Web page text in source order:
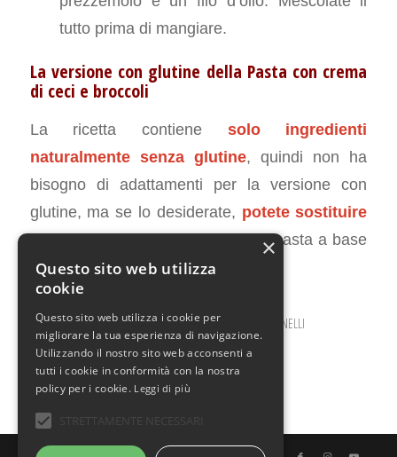
tutto prima di mangiare.
La versione con glutine della Pasta con crema
di ceci e broccoli
La ricetta contiene solo ingredienti
naturalmente senza glutine, quindi non ha
bisogno di adattamenti per la versione con
glutine, ma se lo desiderate, potete sostituire
la pasta Massimo Zerocon una pasta a base
di frumento.
OTTOBRE 11, 2022 / 0 COMMENTI / DA ILARIA BERTINELLI
×
Questo sito web utilizza
cookie
Questo sito web utilizza i cookie per
migliorare la tua esperienza di navigazione.
Utilizzando il nostro sito web acconsenti a
tutti i cookie in conformità con la nostra
policy per i cookie. Leggi di più